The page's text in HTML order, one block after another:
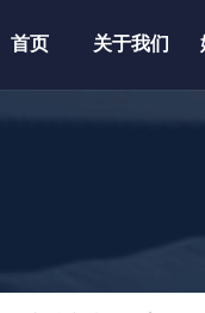
首页 关于我们